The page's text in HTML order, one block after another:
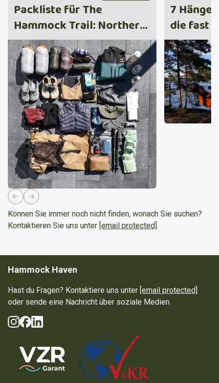
Packliste für The
Hammock Trail: Northern
Albania
7
die fast
macht
besser
Previous slide
Next slide
Können Sie immer noch nicht finden, wonach Sie suchen?
Kontaktieren Sie uns unter [email protected].
Hammock Haven
Hast du Fragen? Kontaktiere uns unter [email protected]
oder sende eine Nachricht über soziale Medien.
Soziale Medien
Instagram
Facebook
LinkedIn